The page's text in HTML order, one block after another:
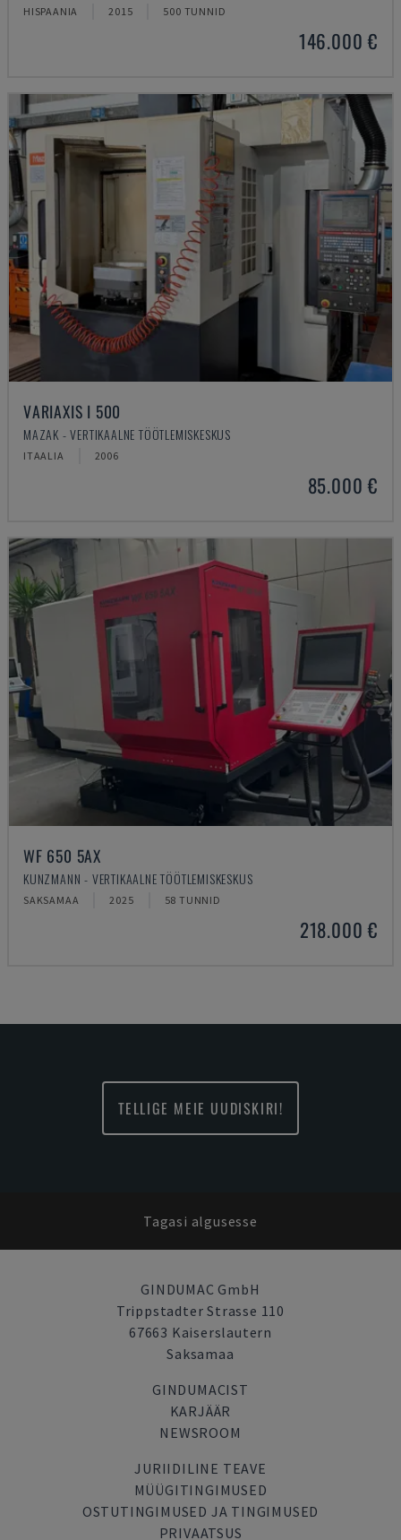
HISPAANIA 2015 500 TUNNID
146.000 €
VARIAXIS I 500
MAZAK - VERTIKAALNE TÖÖTLEMISKESKUS
ITAALIA 2006
85.000 €
WF 650 5AX
KUNZMANN - VERTIKAALNE TÖÖTLEMISKESKUS
SAKSAMAA 2025 58 TUNNID
218.000 €
TELLIGE MEIE UUDISKIRI!
Tagasi algusesse
GINDUMAC GmbH
Trippstadter Strasse 110
67663 Kaiserslautern
Saksamaa
GINDUMACIST
KARJÄÄR
NEWSROOM
JURIIDILINE TEAVE
MÜÜGITINGIMUSED
OSTUTINGIMUSED JA TINGIMUSED
PRIVAATSUS